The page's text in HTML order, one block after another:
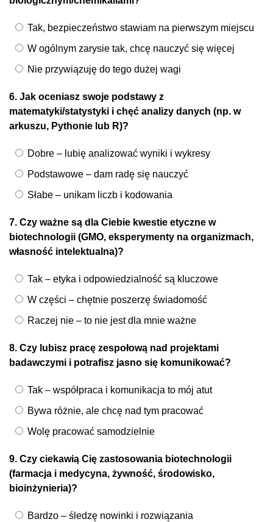
Tak, bezpieczeństwo stawiam na pierwszym miejscu
W ogólnym zarysie tak, chcę nauczyć się więcej
Nie przywiązuję do tego dużej wagi
6. Jak oceniasz swoje podstawy z
matematyki/statystyki i chęć analizy danych (np. w
arkuszu, Pythonie lub R)?
Dobre – lubię analizować wyniki i wykresy
Podstawowe – dam radę się nauczyć
Słabe – unikam liczb i kodowania
7. Czy ważne są dla Ciebie kwestie etyczne w
biotechnologii (GMO, eksperymenty na organizmach,
własność intelektualna)?
Tak – etyka i odpowiedzialność są kluczowe
W części – chętnie poszerzę świadomość
Raczej nie – to nie jest dla mnie ważne
8. Czy lubisz pracę zespołową nad projektami
badawczymi i potrafisz jasno się komunikować?
Tak – współpraca i komunikacja to mój atut
Bywa różnie, ale chcę nad tym pracować
Wolę pracować samodzielnie
9. Czy ciekawią Cię zastosowania biotechnologii
(farmacja i medycyna, żywność, środowisko,
bioinżynieria)?
Bardzo – śledzę nowinki i rozwiązania